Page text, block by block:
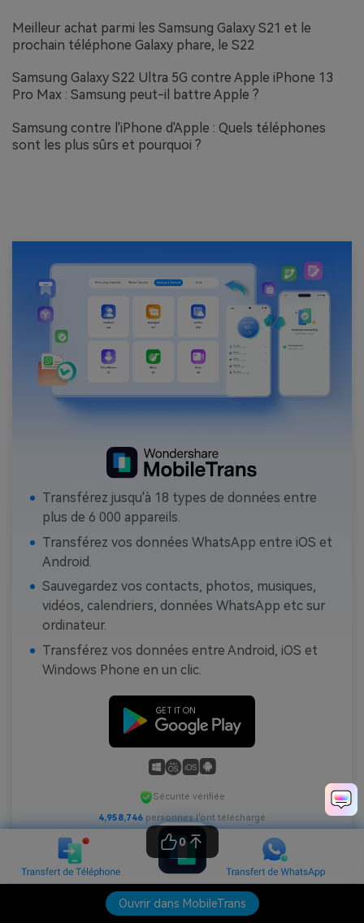
Ouvrir dans MobileTrans
Meilleur achat parmi les Samsung Galaxy S21 et le
prochain téléphone Galaxy phare, le S22
Samsung Galaxy S22 Ultra 5G contre Apple iPhone 13
Pro Max : Samsung peut-il battre Apple ?
Samsung contre l'iPhone d'Apple : Quels téléphones
sont les plus sûrs et pourquoi ?
Transférez jusqu'à 18 types de données entre
plus de 6 000 appareils.
Transférez vos données WhatsApp entre iOS et
Android.
Sauvegardez vos contacts, photos, musiques,
vidéos, calendriers, données WhatsApp etc sur
ordinateur.
Transférez vos données entre Android, iOS et
Windows Phone en un clic.
Sécurité vérifiée
4,958,749 personnes l'ont téléchargé
0